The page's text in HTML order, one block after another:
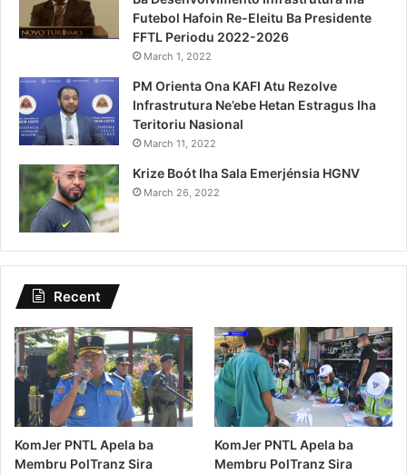
Futebol Hafoin Re-Eleitu Ba Presidente
FFTL Periodu 2022-2026
March 1, 2022
PM Orienta Ona KAFI Atu Rezolve
Infrastrutura Ne’ebe Hetan Estragus Iha
Teritoriu Nasional
March 11, 2022
Krize Boót Iha Sala Emerjénsia HGNV
March 26, 2022
Recent
KomJer PNTL Apela ba
Membru PolTranz Sira
KomJer PNTL Apela ba
Membru PolTranz Sira